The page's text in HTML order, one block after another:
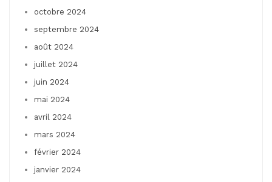
octobre 2024
septembre 2024
août 2024
juillet 2024
juin 2024
mai 2024
avril 2024
mars 2024
février 2024
janvier 2024